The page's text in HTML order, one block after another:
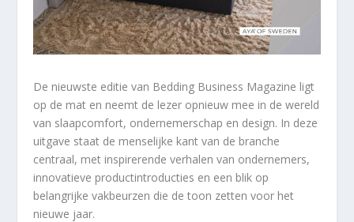
De nieuwste editie van Bedding Business Magazine ligt
op de mat en neemt de lezer opnieuw mee in de wereld
van slaapcomfort, ondernemerschap en design. In deze
uitgave staat de menselijke kant van de branche
centraal, met inspirerende verhalen van ondernemers,
innovatieve productintroducties en een blik op
belangrijke vakbeurzen die de toon zetten voor het
nieuwe jaar.